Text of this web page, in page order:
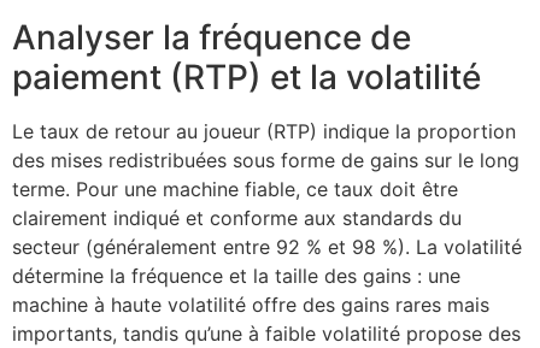
Analyser la fréquence de
paiement (RTP) et la volatilité
Le taux de retour au joueur (RTP) indique la proportion
des mises redistribuées sous forme de gains sur le long
terme. Pour une machine fiable, ce taux doit être
clairement indiqué et conforme aux standards du
secteur (généralement entre 92 % et 98 %). La volatilité
détermine la fréquence et la taille des gains : une
machine à haute volatilité offre des gains rares mais
importants, tandis qu’une à faible volatilité propose des